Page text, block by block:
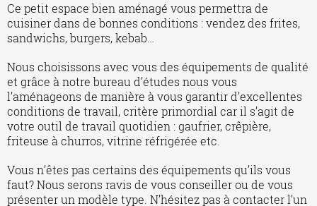
Ce petit espace bien aménagé vous permettra de
cuisiner dans de bonnes conditions : vendez des frites,
sandwichs, burgers, kebab…
Nous choisissons avec vous des équipements de qualité
et grâce à notre bureau d’études nous vous
l’aménageons de manière à vous garantir d’excellentes
conditions de travail, critère primordial car il s’agit de
votre outil de travail quotidien : gaufrier, crêpière,
friteuse à churros, vitrine réfrigérée etc.
Vous n’êtes pas certains des équipements qu’ils vous
faut? Nous serons ravis de vous conseiller ou de vous
présenter un modèle type. N’hésitez pas à contacter l’un